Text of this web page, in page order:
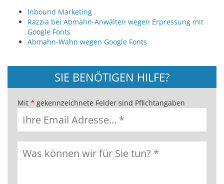
Inbound Marketing
Razzia bei Abmahn-Anwälten wegen Erpressung mit
Google Fonts
Abmahn-Wahn wegen Google Fonts
SIE BENÖTIGEN HILFE?
Mit * gekennzeichnete Felder sind Pflichtangaben